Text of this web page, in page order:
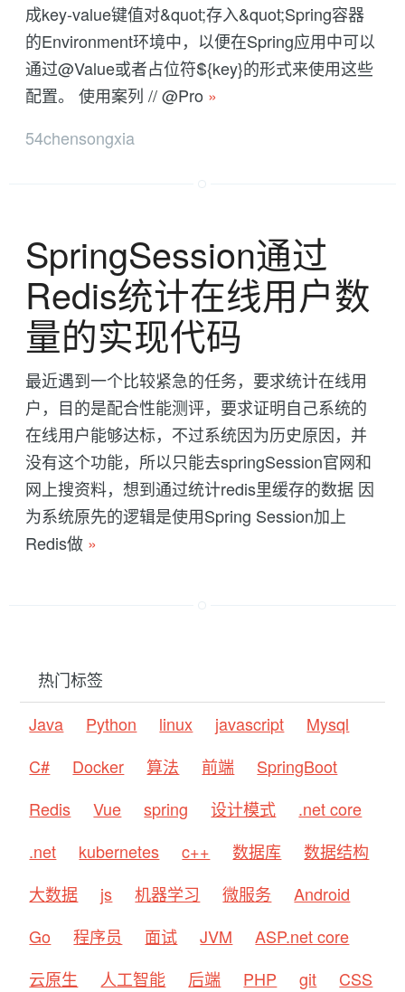
成key-value键值对&quot;存入&quot;Spring容器
的Environment环境中，以便在Spring应用中可以
通过@Value或者占位符${key}的形式来使用这些
配置。 使用案列 // @Pro »
54chensongxia
SpringSession通过
Redis统计在线用户数
量的实现代码
最近遇到一个比较紧急的任务，要求统计在线用
户，目的是配合性能测评，要求证明自己系统的
在线用户能够达标，不过系统因为历史原因，并
没有这个功能，所以只能去springSession官网和
网上搜资料，想到通过统计redis里缓存的数据 因
为系统原先的逻辑是使用Spring Session加上
Redis做 »
热门标签
Java
Python linux javascript
Mysql
C#
Docker 算法 前端
SpringBoot
Redis
Vue spring 设计模式
.net core
.net
kubernetes c++ 数据库
数据结构
大数据
js 机器学习 微服务
Android
Go
程序员 面试 JVM
ASP.net core
云原生
人工智能 后端 PHP git
CSS